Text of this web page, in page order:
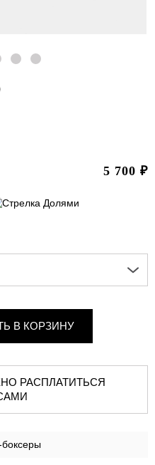
5 700 ₽
В КОРЗИНУ
боксеры